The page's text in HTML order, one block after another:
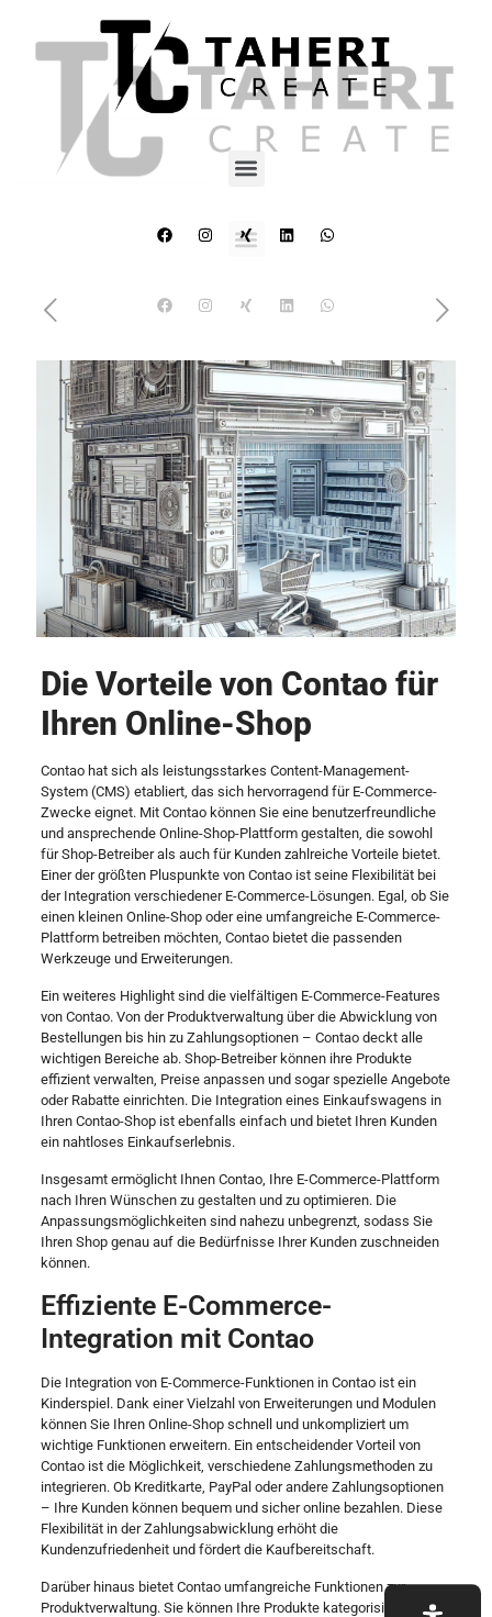
Die Vorteile von Contao für
Ihren Online-Shop
Contao hat sich als leistungsstarkes Content-Management-
System (CMS) etabliert, das sich hervorragend für E-Commerce-
Zwecke eignet. Mit Contao können Sie eine benutzerfreundliche
und ansprechende Online-Shop-Plattform gestalten, die sowohl
für Shop-Betreiber als auch für Kunden zahlreiche Vorteile bietet.
Einer der größten Pluspunkte von Contao ist seine Flexibilität bei
der Integration verschiedener E-Commerce-Lösungen. Egal, ob Sie
einen kleinen Online-Shop oder eine umfangreiche E-Commerce-
Plattform betreiben möchten, Contao bietet die passenden
Werkzeuge und Erweiterungen.
Ein weiteres Highlight sind die vielfältigen E-Commerce-Features
von Contao. Von der Produktverwaltung über die Abwicklung von
Bestellungen bis hin zu Zahlungsoptionen – Contao deckt alle
wichtigen Bereiche ab. Shop-Betreiber können ihre Produkte
effizient verwalten, Preise anpassen und sogar spezielle Angebote
oder Rabatte einrichten. Die Integration eines Einkaufswagens in
Ihren Contao-Shop ist ebenfalls einfach und bietet Ihren Kunden
ein nahtloses Einkaufserlebnis.
Insgesamt ermöglicht Ihnen Contao, Ihre E-Commerce-Plattform
nach Ihren Wünschen zu gestalten und zu optimieren. Die
Anpassungsmöglichkeiten sind nahezu unbegrenzt, sodass Sie
Ihren Shop genau auf die Bedürfnisse Ihrer Kunden zuschneiden
können.
Effiziente E-Commerce-
Integration mit Contao
Die Integration von E-Commerce-Funktionen in Contao ist ein
Kinderspiel. Dank einer Vielzahl von Erweiterungen und Modulen
können Sie Ihren Online-Shop schnell und unkompliziert um
wichtige Funktionen erweitern. Ein entscheidender Vorteil von
Contao ist die Möglichkeit, verschiedene Zahlungsmethoden zu
integrieren. Ob Kreditkarte, PayPal oder andere Zahlungsoptionen
– Ihre Kunden können bequem und sicher online bezahlen. Diese
Flexibilität in der Zahlungsabwicklung erhöht die
Kundenzufriedenheit und fördert die Kaufbereitschaft.
Darüber hinaus bietet Contao umfangreiche Funktionen zur
Produktverwaltung. Sie können Ihre Produkte kategorisieren,